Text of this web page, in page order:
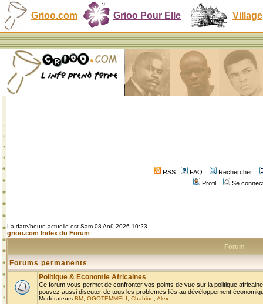
Grioo.com Grioo Pour Elle Village
RSS FAQ
Rechercher
Profil
Se
La date/heure actuelle est Sam 08 Aoû 2026 10:23
grioo.com Index du Forum
Forum
Forums permanents
Politique & Economie Africaines
Ce forum vous permet de confronter vos points de vue sur la politique
pouvez aussi discuter de tous les problemes liés au dévéloppement
Modérateurs BM OGOTEMMELI Chabine Alex